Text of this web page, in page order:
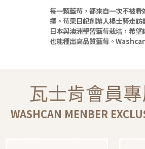
每一顆藍莓，都來自一次不被看
擇。莓果日記創辦人楊士藝走訪
日本與澳洲學習藍莓栽培，希望
也能種出高品質藍莓。
瓦士肯會員
WASHCAN MENBER